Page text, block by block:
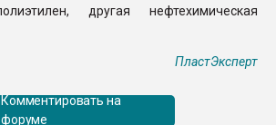
другая нефтехимическая
ПластЭксперт
Комментировать на
форуме